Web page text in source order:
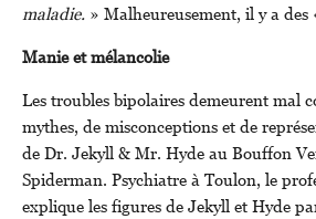
maladie. » Malheureusement, il y a des
Manie et mélancolie
Les troubles bipolaires demeurent mal
mythes, de misconceptions et de
de Dr. Jekyll & Mr. Hyde au Bouffon
Spiderman. Psychiatre à Toulon, le
explique les figures de Jekyll et Hyde